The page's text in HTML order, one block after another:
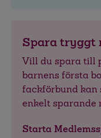
Spara tryggt
Vill du spara till
barnens första
fackförbund kan
enkelt sparande
Starta